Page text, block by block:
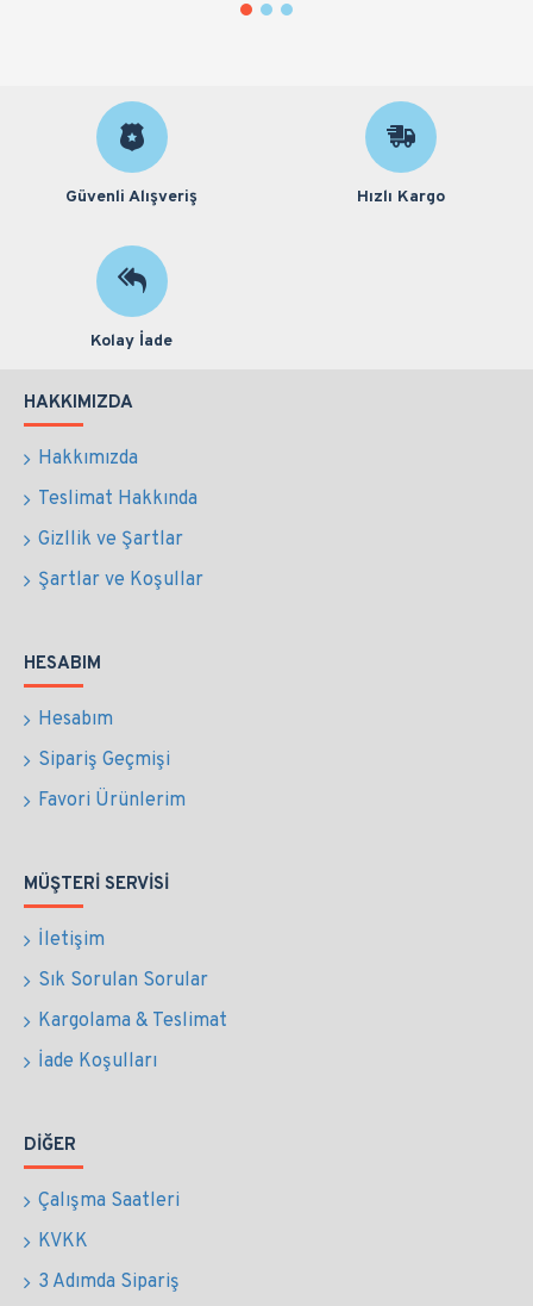
Güvenli Alışveriş Hızlı Kargo
Kolay İade
HAKKIMIZDA
Hakkımızda
Teslimat Hakkında
Gizllik ve Şartlar
Şartlar ve Koşullar
HESABIM
Hesabım
Sipariş Geçmişi
Favori Ürünlerim
MÜŞTERI SERVISI
İletişim
Sık Sorulan Sorular
Kargolama & Teslimat
İade Koşulları
DIĞER
Çalışma Saatleri
KVKK
3 Adımda Sipariş